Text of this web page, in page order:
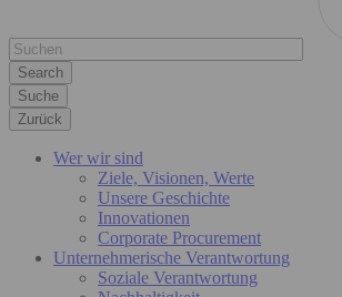
Suche
Zurück
Wer wir sind
Ziele, Visionen, Werte
Unsere Geschichte
Innovationen
Corporate Procurement
Unternehmerische Verantwortung
Soziale Verantwortung